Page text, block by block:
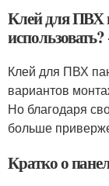
Клей для ПВХ
использовать?
Клей для ПВХ
вариантов
Но благодаря
больше
Кратко о